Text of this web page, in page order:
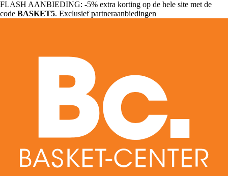
FLASH AANBIEDING: -5% extra korting op de hele site met de
code BASKET5. Exclusief partneraanbiedingen